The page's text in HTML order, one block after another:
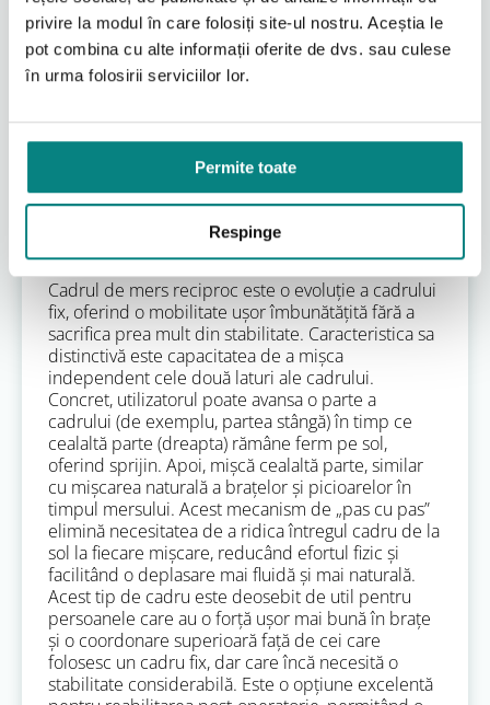
privire la modul în care folosiți site-ul nostru. Aceștia le
pot combina cu alte informații oferite de dvs. sau culese
în urma folosirii serviciilor lor.
Permite toate
Respinge
pentru a se simți în siguranță. Un avantaj major al
cadrelor fixe este costul lor, care este adesea mai
accesibil comparativ cu alte tipuri. De asemenea,
multe modele sunt pliabile, facilitând depozitarea
ridica și muta la fiecare pas poate fi obositoare pe
distanțe lungi și poate limita viteza de deplasare.
Alegerea unui cadru de mers fix trebuie făcută
ținând cont de nevoile individuale de stabilitate și
de capacitatea fizică a utilizatorului de a-l manevra.
Cadre de mers reciproce
Cadrul de mers reciproc este o evoluție a cadrului
fix, oferind o mobilitate ușor îmbunătățită fără a
sacrifica prea mult din stabilitate. Caracteristica sa
distinctivă este capacitatea de a mișca
independent cele două laturi ale cadrului.
Concret, utilizatorul poate avansa o parte a
cadrului (de exemplu, partea stângă) în timp ce
cealaltă parte (dreapta) rămâne ferm pe sol,
oferind sprijin. Apoi, mișcă cealaltă parte, similar
cu mișcarea naturală a brațelor și picioarelor în
timpul mersului. Acest mecanism de „pas cu pas”
elimină necesitatea de a ridica întregul cadru de la
sol la fiecare mișcare, reducând efortul fizic și
facilitând o deplasare mai fluidă și mai naturală.
Acest tip de cadru este deosebit de util pentru
persoanele care au o forță ușor mai bună în brațe
și o coordonare superioară față de cei care
folosesc un cadru fix, dar care încă necesită o
stabilitate considerabilă. Este o opțiune excelentă